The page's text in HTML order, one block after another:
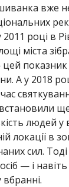
вже
2011 році в
міста
показник
А у 2018
встановили
людей у
локації в
сил.
— і